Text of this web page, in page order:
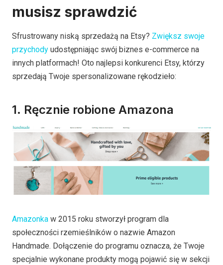
musisz sprawdzić
Sfrustrowany niską sprzedażą na Etsy? Zwiększ swoje
przychody udostępniając swój biznes e-commerce na
innych platformach! Oto najlepsi konkurenci Etsy, którzy
sprzedają Twoje spersonalizowane rękodzieło:
1. Ręcznie robione Amazona
Amazonka w 2015 roku stworzył program dla
społeczności rzemieślników o nazwie Amazon
Handmade. Dołączenie do programu oznacza, że Twoje
specjalnie wykonane produkty mogą pojawić się w sekcji